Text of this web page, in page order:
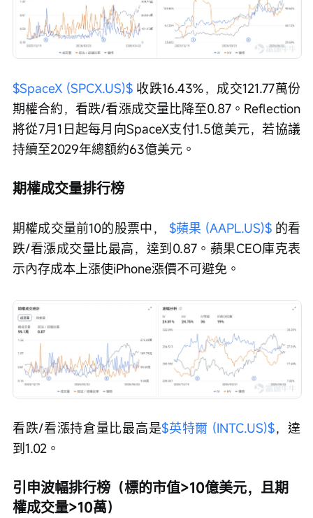
$SpaceX (SPCX.US)$ 收跌16.43%，成交121.77萬份
期權合約，看跌/看漲成交量比降至0.87。Reflection
將從7月1日起每月向SpaceX支付1.5億美元，若協議
持續至2029年總額約63億美元。
期權成交量排行榜
期權成交量前10的股票中， $蘋果 (AAPL.US)$ 的看
跌/看漲成交量比最高，達到0.87。蘋果CEO庫克表
示內存成本上漲使iPhone漲價不可避免。
看跌/看漲持倉量比最高是$英特爾 (INTC.US)$，達
到1.02。
引申波幅排行榜（標的市值>10億美元，且期
權成交量>10萬）